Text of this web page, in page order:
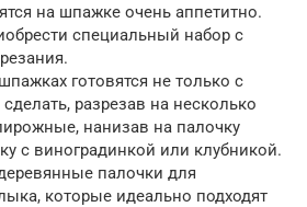
на шпажке очень аппетитно.
специальный набор с
готовятся не только с
разрезав на несколько
нанизав на палочку
с виноградинкой или клубникой.
палочки для
которые идеально подходят